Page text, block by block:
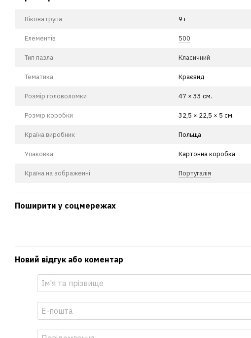
Вікова група 9+
Елементів 500
Тип пазла Класичний
Тематика Краєвид
Розмір головоломки 47 × 33 см.
Розмір коробки 32,5 × 22,5 × 5 см.
Країна виробник Польща
Упаковка Картонна коробка
Країна на зображенні Португалія
Поширити у соцмережах
Новий відгук або коментар